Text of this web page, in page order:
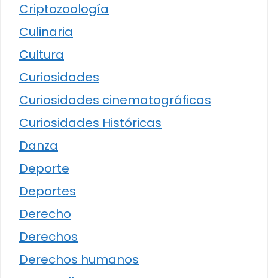
Criptozoología
Culinaria
Cultura
Curiosidades
Curiosidades cinematográficas
Curiosidades Históricas
Danza
Deporte
Deportes
Derecho
Derechos
Derechos humanos